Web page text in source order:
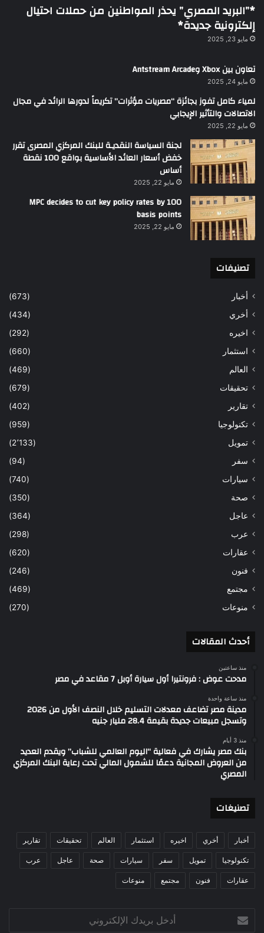
*”البريد المصري” يحذر المواطنين من حملات احتيال
إلكترونية جديدة*
مايو 23, 2025
تعاون بين Xbox وAntstream Arcade
مايو 24, 2025
لمياء كامل تفوز بجائزة “مصريات مؤثرات” تكريماً لدورها الرائد في مجال
الاتصالات والتأثير الإيجابي
مايو 22, 2025
لجنة السياسة النقديـة للبنك المركزي المصرى تقرر
خفض أسعار العائد الأساسية بواقع 100 نقطة
أساس
مايو 22, 2025
MPC decides to cut key policy rates by 100
basis points
مايو 22, 2025
تصنيفات
أخبار
(673)
أخري
(434)
اخيره
(292)
استثمار
(660)
العالم
(469)
تحقيقات
(679)
تقارير
(402)
تكنولوجيا
(959)
تمويل
(2٬133)
سفر
(94)
سيارات
(740)
صحة
(350)
عاجل
(364)
عرب
(298)
عقارات
(620)
فنون
(246)
مجتمع
(469)
منوعات
(270)
أحدث المقالات
منذ ساعتين
مدحت عوض : فرونتيرا أول سيارة أوبل 7 مقاعد في مصر
منذ ساعة واحدة
مدينة مصر تضاعف معدلات التسليم خلال النصف الأول من 2026
وتسجل مبيعات جديدة بقيمة 28.4 مليار جنيه
منذ 3 أيام
بنك مصر يشارك في فعالية “اليوم العالمي للشباب” ويقدم العديد
من العروض المجانية دعمًا للشمول المالي تحت رعاية البنك المركزي
المصري
تصنيغات
أخبار أخري اخيره استثمار العالم تحقيقات تقارير
تكنولوجيا تمويل سفر سيارات صحة عاجل عرب
عقارات فنون مجتمع منوعات
بريدك